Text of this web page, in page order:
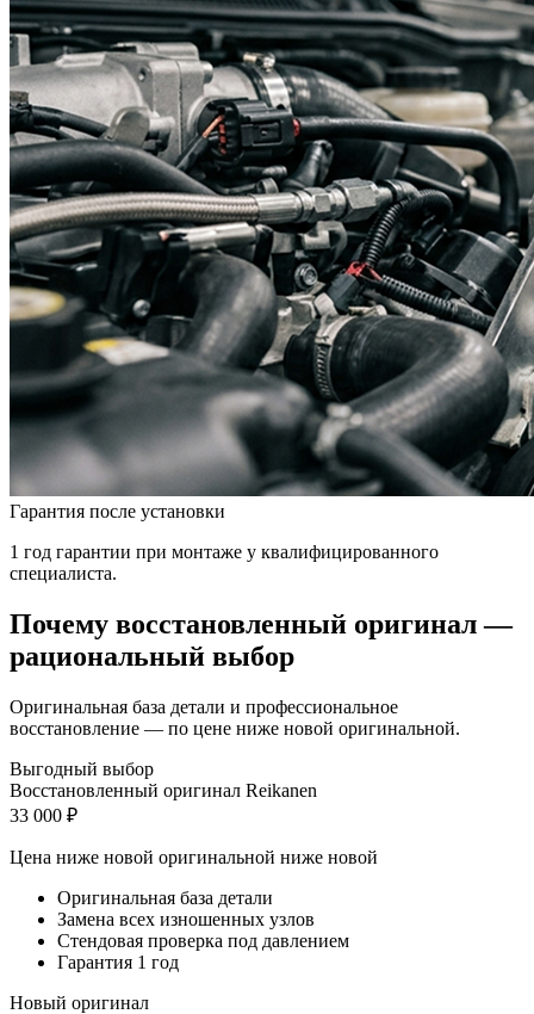
Гарантия после установки
1 год гарантии при монтаже у квалифицированного
специалиста.
Почему восстановленный оригинал —
рациональный выбор
Оригинальная база детали и профессиональное
восстановление — по цене ниже новой оригинальной.
Выгодный выбор
Восстановленный оригинал Reikanen
33 000 ₽
Цена ниже новой оригинальной ниже новой
Оригинальная база детали
Замена всех изношенных узлов
Стендовая проверка под давлением
Гарантия 1 год
Новый оригинал